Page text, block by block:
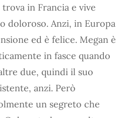
trova in Francia e vive
doloroso. Anzi, in Europa
ed è felice. Megan è
in fasce quando
due, quindi il suo
anzi. Però
un segreto che